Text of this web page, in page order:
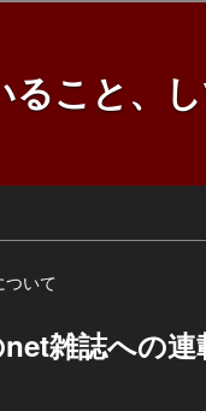
こと、
ついて
雑誌への連